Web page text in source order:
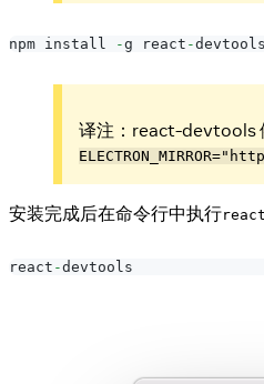
npm install -g react -devtools
译注：react-devtools
安装完成后在命令行中执行
react -devtools